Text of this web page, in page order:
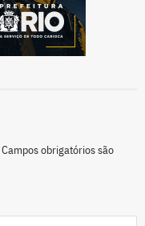
Campos obrigatórios são